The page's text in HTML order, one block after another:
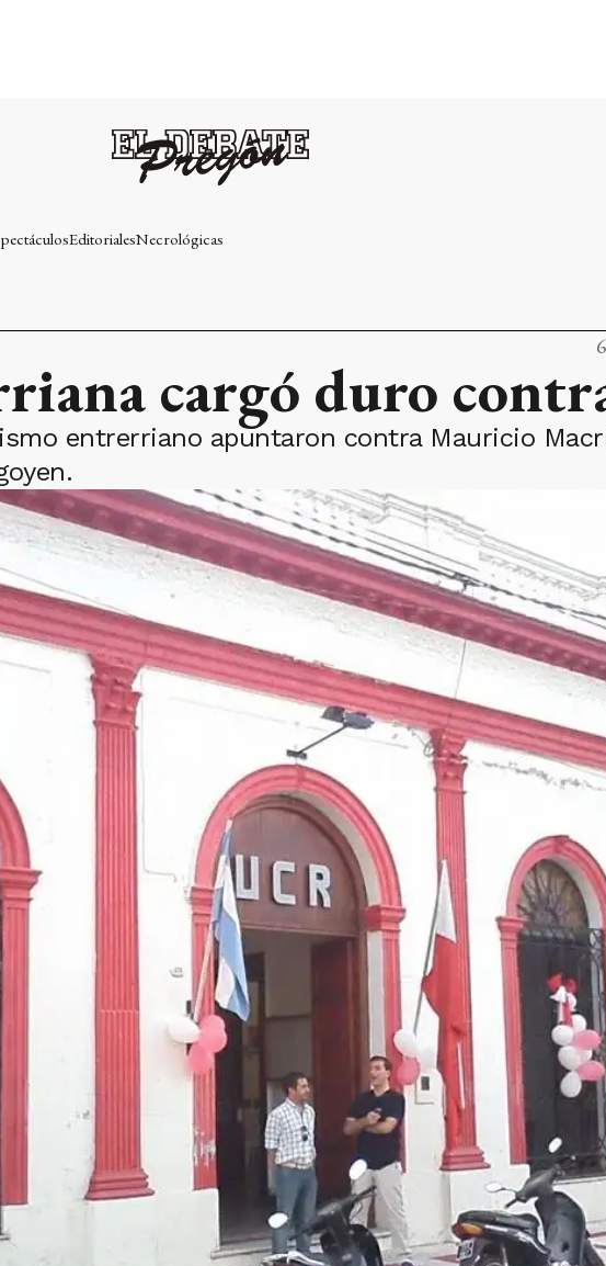
EditorialesNecrológicas
cargó duro
entrerriano apuntaron contra Mauricio